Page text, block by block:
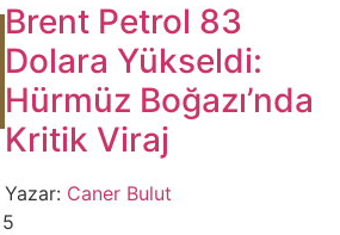
Brent Petrol 83
Dolara Yükseldi:
Hürmüz Boğazı’nda
Kritik Viraj
Yazar: Caner Bulut
5